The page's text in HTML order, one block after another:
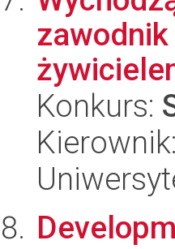
Konkurs: